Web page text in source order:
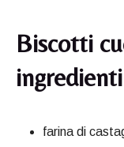
Biscotti
farina di